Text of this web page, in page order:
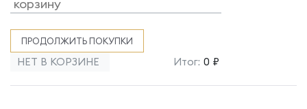
ПРОДОЛЖИТЬ ПОКУПКИ
НЕТ В КОРЗИНЕ Итог: 0 ₽